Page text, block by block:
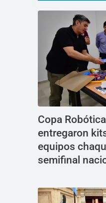
Copa
entregaron
equipos
semifinal